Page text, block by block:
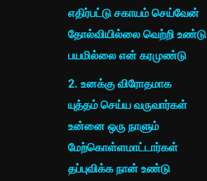
எதிர்பட்டு சகாயம் செய்வேன்
தோல்வியில்லை வெற்றி உண்டு
பயமில்லை என் கரமுண்டு
2. உனக்கு விரோதமாக
யுத்தம் செய்ய வருவார்கள்
உன்னை ஒரு நாளும்
மேற்கொள்ளமாட்டார்கள்
தப்புவிக்க நான் உண்டு